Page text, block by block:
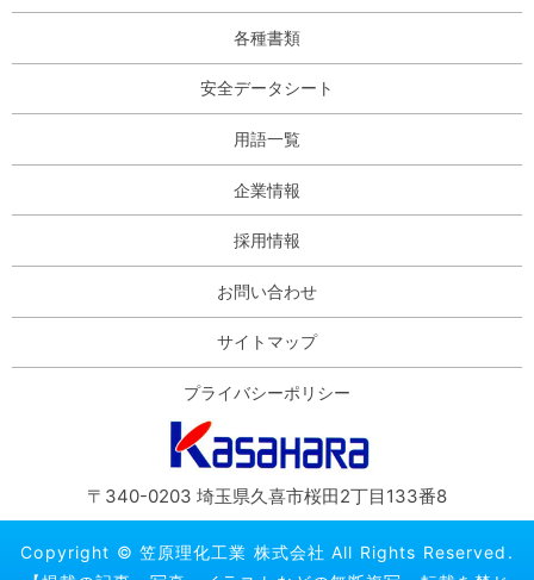
各種書類
安全データシート
用語一覧
企業情報
採用情報
お問い合わせ
サイトマップ
プライバシーポリシー
〒340-0203 埼玉県久喜市桜田2丁目133番8
Copyright © 笠原理化工業 株式会社 All Rights Reserved.